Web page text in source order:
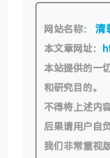
网站名称： 清
本文章网址：
本站提供的一
和研究目的。
不得将上述内
后果请用户自
我们非常重视